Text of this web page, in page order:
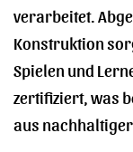
verarbeitet.
Konstruktion
Spielen und
zertifiziert, was
aus